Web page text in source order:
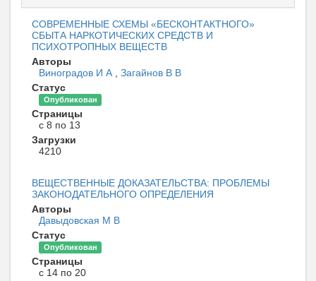
СОВРЕМЕННЫЕ СХЕМЫ «БЕСКОНТАКТНОГО»
СБЫТА НАРКОТИЧЕСКИХ СРЕДСТВ И
ПСИХОТРОПНЫХ ВЕЩЕСТВ
Авторы
Виноградов И А
Загайнов В В
Статус
Опубликован
Страницы
с 8 по 13
Загрузки
4210
ВЕЩЕСТВЕННЫЕ ДОКАЗАТЕЛЬСТВА: ПРОБЛЕМЫ
ЗАКОНОДАТЕЛЬНОГО ОПРЕДЕЛЕНИЯ
Авторы
Давыдовская М В
Статус
Опубликован
Страницы
с 14 по 20